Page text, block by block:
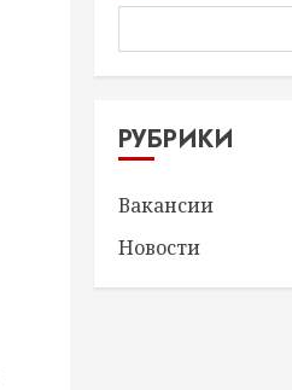
РУБРИКИ
Вакансии
Новости